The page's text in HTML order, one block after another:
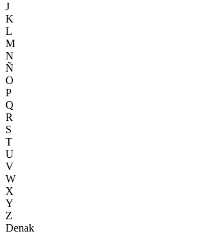
J
K
L
M
N
Ñ
O
P
Q
R
S
T
U
V
W
X
Y
Z
Denak